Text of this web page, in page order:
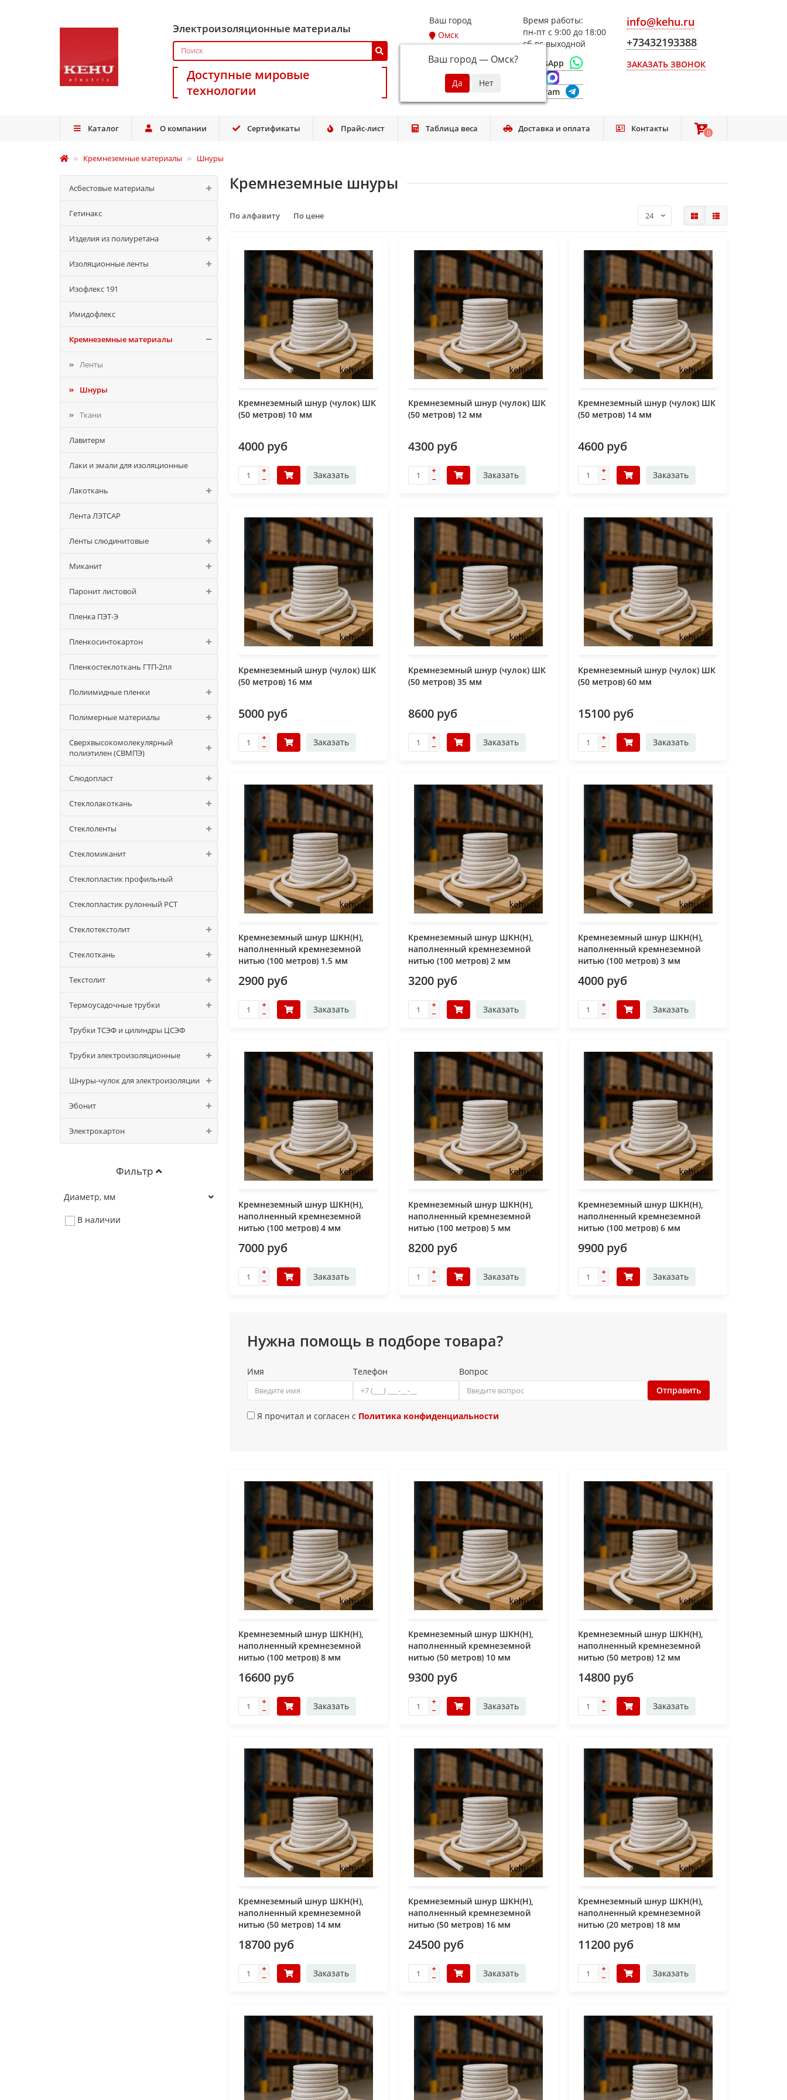
Электроизоляционные материалы
Доступные мировые
технологии
Ваш город
Омск
Ваш город — Омск?
Время работы:
пн-пт с 9:00 до 18:00
сб-вс выходной
WhatsApp
Telegram
info@kehu.ru
+73432193388
ЗАКАЗАТЬ ЗВОНОК
Каталог О компании Сертификаты Прайс-лист Таблица веса Доставка и оплата Контакты 0
0
Кремнеземные материалы Шнуры
Асбестовые материалы
Гетинакс
Изделия из полиуретана
Изоляционные ленты
Изофлекс 191
Имидофлекс
Кремнеземные материалы
Ленты
Шнуры
Ткани
Лавитерм
Лаки и эмали для изоляционные
Лакоткань
Лента ЛЭТСАР
Ленты слюдинитовые
Миканит
Паронит листовой
Пленка ПЭТ-Э
Пленкосинтокартон
Пленкостеклоткань ГТП-2пл
Полиимидные пленки
Полимерные материалы
Сверхвысокомолекулярный
полиэтилен (СВМПЭ)
Слюдопласт
Стеклолакоткань
Стеклоленты
Стекломиканит
Стеклопластик профильный
Стеклопластик рулонный РСТ
Стеклотекстолит
Стеклоткань
Текстолит
Термоусадочные трубки
Трубки ТСЭФ и цилиндры ЦСЭФ
Трубки электроизоляционные
Шнуры-чулок для электроизоляции
Эбонит
Электрокартон
Фильтр
Диаметр, мм
В наличии
Кремнеземные шнуры
По алфавиту По цене
Кремнеземный шнур (чулок) ШК
(50 метров) 10 мм
4000 руб
Заказать
Кремнеземный шнур (чулок) ШК
(50 метров) 12 мм
4300 руб
Заказать
Кремнеземный шнур (чулок) ШК
(50 метров) 14 мм
4600 руб
Заказать
Кремнеземный шнур (чулок) ШК
(50 метров) 16 мм
5000 руб
Заказать
Кремнеземный шнур (чулок) ШК
(50 метров) 35 мм
8600 руб
Заказать
Кремнеземный шнур (чулок) ШК
(50 метров) 60 мм
15100 руб
Заказать
Кремнеземный шнур ШКН(Н),
наполненный кремнеземной
нитью (100 метров) 1.5 мм
2900 руб
Заказать
Кремнеземный шнур ШКН(Н),
наполненный кремнеземной
нитью (100 метров) 2 мм
3200 руб
Заказать
Кремнеземный шнур ШКН(Н),
наполненный кремнеземной
нитью (100 метров) 3 мм
4000 руб
Заказать
Кремнеземный шнур ШКН(Н),
наполненный кремнеземной
нитью (100 метров) 4 мм
7000 руб
Заказать
Кремнеземный шнур ШКН(Н),
наполненный кремнеземной
нитью (100 метров) 5 мм
8200 руб
Заказать
Кремнеземный шнур ШКН(Н),
наполненный кремнеземной
нитью (100 метров) 6 мм
9900 руб
Заказать
Нужна помощь в подборе товара?
Имя Телефон
Вопрос
Отправить
Я прочитал и согласен с Политика конфиденциальности
Кремнеземный шнур ШКН(Н),
наполненный кремнеземной
нитью (100 метров) 8 мм
16600 руб
Заказать
Кремнеземный шнур ШКН(Н),
наполненный кремнеземной
нитью (50 метров) 10 мм
9300 руб
Заказать
Кремнеземный шнур ШКН(Н),
наполненный кремнеземной
нитью (50 метров) 12 мм
14800 руб
Заказать
Кремнеземный шнур ШКН(Н),
наполненный кремнеземной
нитью (50 метров) 14 мм
18700 руб
Заказать
Кремнеземный шнур ШКН(Н),
наполненный кремнеземной
нитью (50 метров) 16 мм
24500 руб
Заказать
Кремнеземный шнур ШКН(Н),
наполненный кремнеземной
нитью (20 метров) 18 мм
11200 руб
Заказать